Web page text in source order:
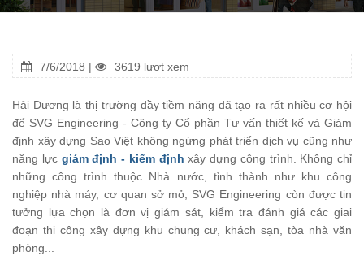
7/6/2018 | 3619 lượt xem
Hải Dương là thị trường đầy tiềm năng đã tạo ra rất nhiều cơ hội
để SVG Engineering - Công ty Cổ phần Tư vấn thiết kế và Giám
định xây dựng Sao Việt không ngừng phát triển dịch vụ cũng như
năng lực giám định - kiểm định xây dựng công trình. Không chỉ
những công trình thuộc Nhà nước, tỉnh thành như khu công
nghiệp nhà máy, cơ quan sở mỏ, SVG Engineering còn được tin
tưởng lựa chọn là đơn vị giám sát, kiểm tra đánh giá các giai
đoạn thi công xây dựng khu chung cư, khách sạn, tòa nhà văn
phòng...